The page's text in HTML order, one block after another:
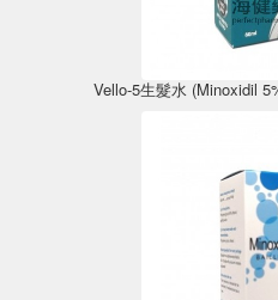
Vello-5生髮水 (Minoxidil